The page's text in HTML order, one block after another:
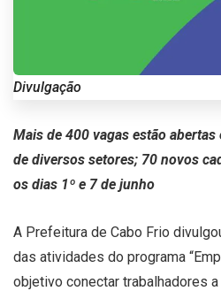
Divulgação
Mais de 400 vagas estão abertas
de diversos setores; 70 novos
os dias 1º e 7 de junho
A Prefeitura de Cabo Frio
das atividades do programa
objetivo conectar trabalhadores